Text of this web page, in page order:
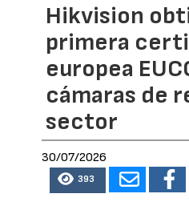
Hikvision
primera
europea
cámaras de
sector
30/07/2026
393